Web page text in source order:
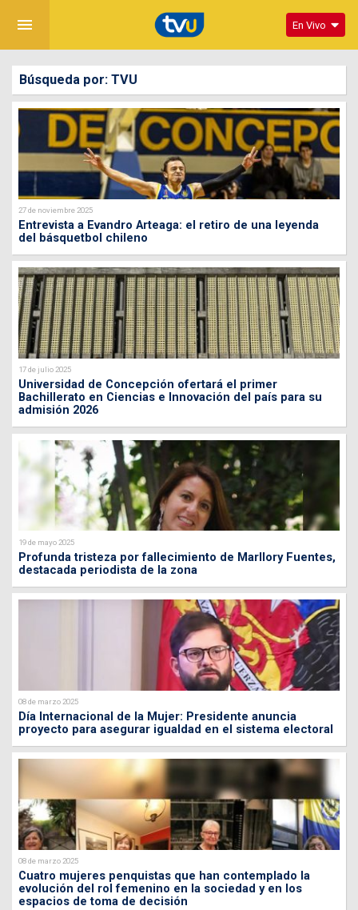
menu En Vivo
Búsqueda por: TVU
27 de noviembre 2025
Entrevista a Evandro Arteaga: el retiro de una leyenda
del básquetbol chileno
17 de julio 2025
Universidad de Concepción ofertará el primer
Bachillerato en Ciencias e Innovación del país para su
admisión 2026
19 de mayo 2025
Profunda tristeza por fallecimiento de Marllory Fuentes,
destacada periodista de la zona
08 de marzo 2025
Día Internacional de la Mujer: Presidente anuncia
proyecto para asegurar igualdad en el sistema electoral
08 de marzo 2025
Cuatro mujeres penquistas que han contemplado la
evolución del rol femenino en la sociedad y en los
espacios de toma de decisión